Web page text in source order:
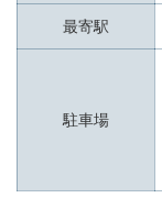
最寄駅
駐車場